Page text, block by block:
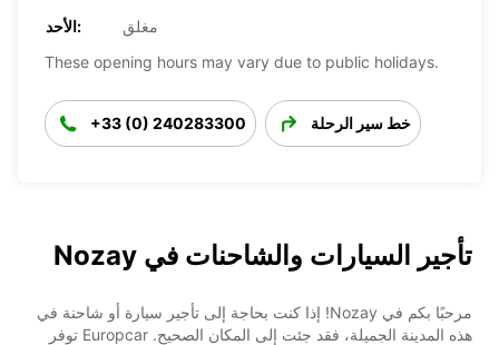
الأحد:
مغلق
These opening hours may vary due to public holidays.
+33 (0) 240283300 خط سير الرحلة
تأجير السيارات والشاحنات في Nozay
مرحبًا بكم في Nozay! إذا كنت بحاجة إلى تأجير سيارة أو شاحنة في
هذه المدينة الجميلة، فقد جئت إلى المكان الصحيح. Europcar توفر